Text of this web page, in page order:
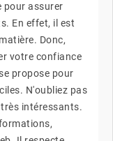
pour assurer
En effet, il est
Donc,
votre confiance
propose pour
N'oubliez pas
intéressants.